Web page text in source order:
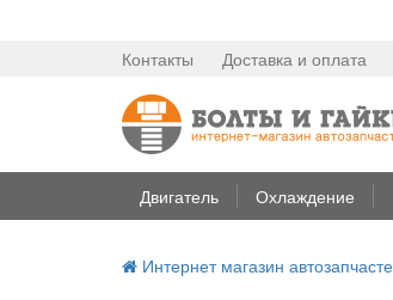
Контакты Доставка и оплата
Двигатель Охлаждение
Интернет магазин